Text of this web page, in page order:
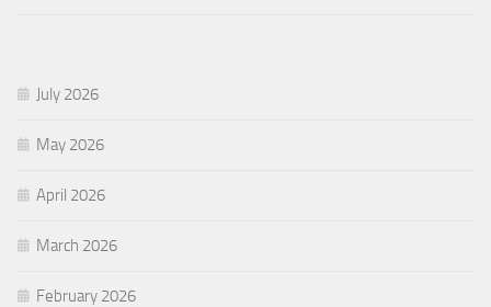
July 2026
May 2026
April 2026
March 2026
February 2026